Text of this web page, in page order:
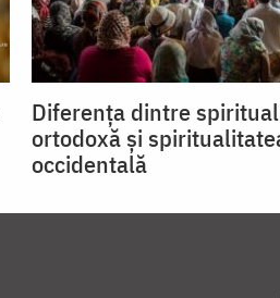
Diferenţa dintre
ortodoxă şi
occidentală